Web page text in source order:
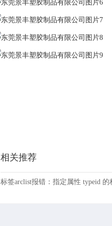
相关推荐
标签arclist报错：指定属性 typeid 的